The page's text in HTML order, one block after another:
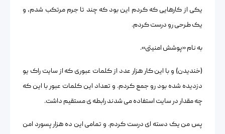
یکی از کارهایی که کردم این بود که چند تا جرم مرتکب شدم، و
یک طرحی رو درست کردم.
به نام «پوشش امنیتی».
(خندیدن) و با این کار هزار عدد از کلمات عبوری که از سایت راک یو
دزدیده شده بود رو جمع کردم. و تعداد این کلمات عبور با این که
چه مقدار در سایت استفاده می شدند رابطه ی مستقیم داشت.
پس من یک دسته ای درست کردم. و تمامی این ده هزار پسورد امن